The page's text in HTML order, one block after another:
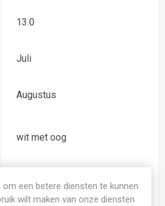
13.0
Juli
Augustus
wit met oog
een betere diensten te kunnen
wilt maken van onze diensten